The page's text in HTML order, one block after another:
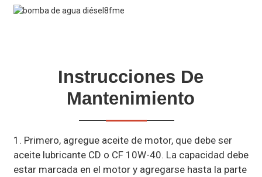
Instrucciones De
Mantenimiento
1. Primero, agregue aceite de motor, que debe ser
aceite lubricante CD o CF 10W-40. La capacidad debe
estar marcada en el motor y agregarse hasta la parte